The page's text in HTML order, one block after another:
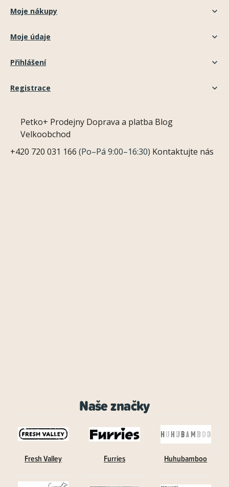
Moje nákupy
Moje údaje
Přihlášení
Registrace
Petko+ Prodejny Doprava a platba Blog
Velkoobchod
+420 720 031 166 (Po–Pá 9:00–16:30) Kontaktujte nás
Naše značky
Fresh Valley Furries Huhubamboo